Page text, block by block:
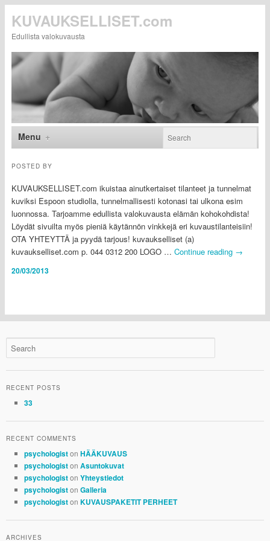
KUVAUKSELLISET.com
Edullista valokuvausta
Menu
POSTED BY
KUVAUKSELLISET.com ikuistaa ainutkertaiset tilanteet ja tunnelmat
kuviksi Espoon studiolla, tunnelmallisesti kotonasi tai ulkona esim
luonnossa. Tarjoamme edullista valokuvausta elämän kohokohdista!
Löydät sivuilta myös pieniä käytännön vinkkejä eri kuvaustilanteisiin!
OTA YHTEYTTÄ ja pyydä tarjous! kuvaukselliset (a)
kuvaukselliset.com p. 044 0312 200 LOGO … Continue reading →
20/03/2013
RECENT POSTS
33
RECENT COMMENTS
psychologiston HÄÄKUVAUS
psychologiston Asuntokuvat
psychologiston Yhteystiedot
psychologiston Galleria
psychologiston KUVAUSPAKETIT PERHEET
ARCHIVES